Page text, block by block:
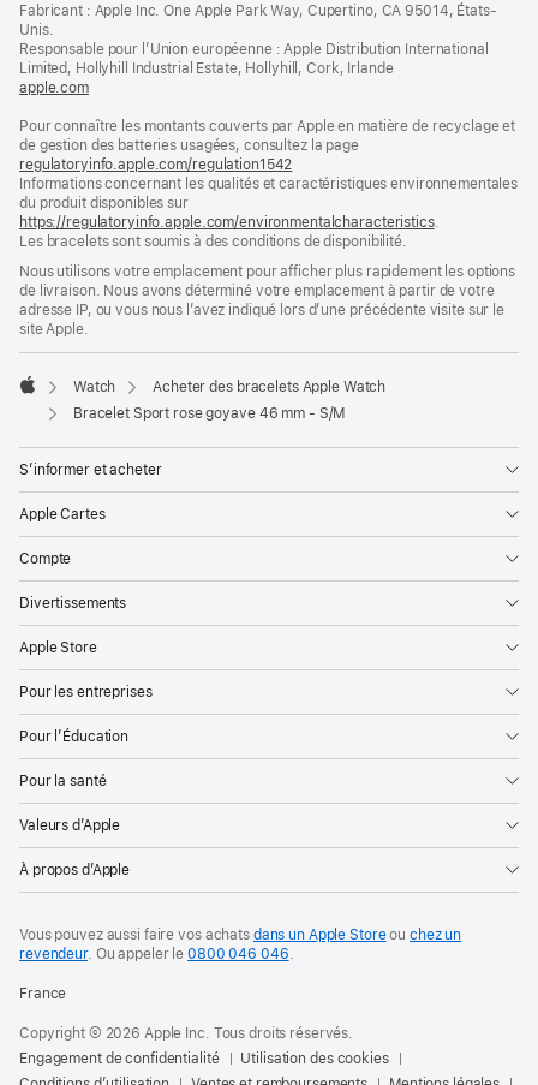
page une
fenêtre)
Fabricant : Apple Inc. One Apple Park Way, Cupertino, CA 95014, États-
Unis.
Responsable pour l’Union européenne : Apple Distribution International
Limited, Hollyhill Industrial Estate, Hollyhill, Cork, Irlande
apple.com(s’ouvre
une
nouvelle
fenêtre)
Pour connaître les montants couverts par Apple en matière de recyclage et
de gestion des batteries usagées, consultez la page
regulatoryinfo.apple.com/regulation1542
dans
nouvelle
fenêtre)
Informations concernant les qualités et caractéristiques environnementales
du produit disponibles sur
https://regulatoryinfo.apple.com/environmentalcharacteristics.
Les bracelets sont soumis à des conditions de disponibilité.
Nous utilisons votre emplacement pour afficher plus rapidement les options
de livraison. Nous avons déterminé votre emplacement à partir de votre
adresse IP, ou vous nous l’avez indiqué lors d’une précédente visite sur le
site Apple.
Apple
Watch
Acheter des bracelets Apple Watch
Bracelet Sport rose goyave 46 mm - S/M
S’informer et acheter
Apple Cartes
Compte
Divertissements
Apple Store
Pour les entreprises
Pour l’Éducation
Pour la santé
Valeurs d’Apple
À propos d’Apple
Vous pouvez aussi faire vos achats dans un Apple Storeouchez un
revendeur. Ouappeler le0800 046 046.
France
Copyright © 2026 Apple Inc. Tous droits réservés.
Engagement de confidentialité
Utilisation des cookies